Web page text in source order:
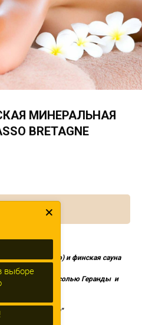
МИНЕРАЛЬНАЯ
BRETAGNE
Купить
(для одного) и финская сауна
(пилинг) с солью Геранды и
Кальциум"
выборе